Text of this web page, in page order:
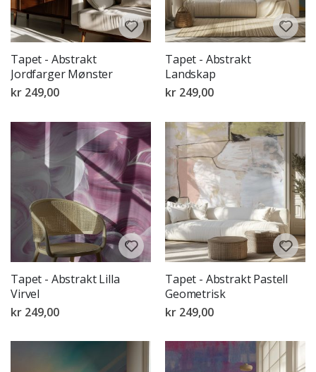
Tapet - Abstrakt
Jordfarger Mønster
kr 249,00
Tapet - Abstrakt
Landskap
kr 249,00
Tapet - Abstrakt Lilla
Virvel
kr 249,00
Tapet - Abstrakt Pastell
Geometrisk
kr 249,00